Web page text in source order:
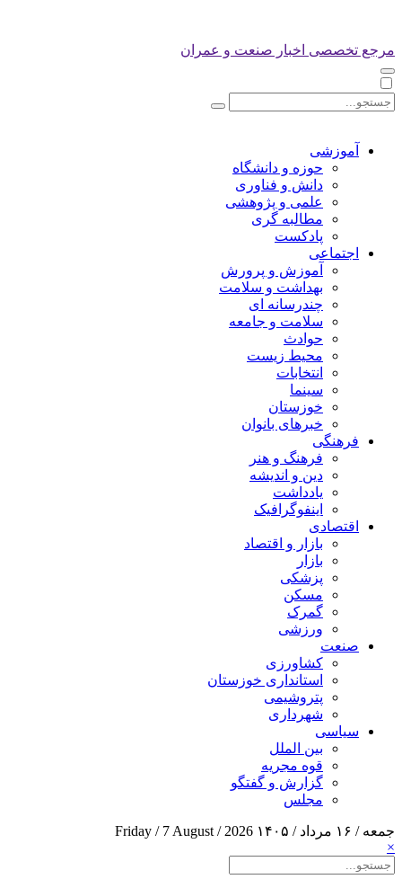
مرجع تخصصی اخبار صنعت و عمران
آموزشی
حوزه و دانشگاه
دانش و فناوری
علمی و پژوهشی
مطالبه گری
پادکست
اجتماعی
آموزش و پرورش
بهداشت و سلامت
چندرسانه ای
سلامت و جامعه
حوادث
محیط زیست
انتخابات
سینما
خوزستان
خبرهای بانوان
فرهنگی
فرهنگ و هنر
دین و اندیشه
یادداشت
اینفوگرافیک
اقتصادی
بازار و اقتصاد
بازار
پزشکی
مسکن
گمرک
ورزشی
صنعت
کشاورزی
استانداری خوزستان
پتروشیمی
شهرداری
سیاسی
بین الملل
قوه مجریه
گزارش و گفتگو
مجلس
جمعه / ۱۶ مرداد / ۱۴۰۵
Friday / 7 August / 2026
×